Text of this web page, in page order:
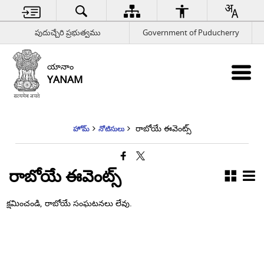
పుదుచ్చేరి ప్రభుత్వము Government of Puducherry
యానాం
YANAM
హోమ్ నోటిసులు రాబోయే ఈవెంట్స్
రాబోయే ఈవెంట్స్
క్షమించండి, రాబోయే సంఘటనలు లేవు.